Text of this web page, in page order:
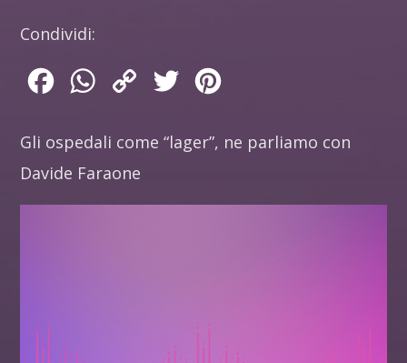
Condividi:
FacebookWhatsApp
Copy
Twitter
Gli ospedali come “lager”, ne parliamo con
Davide Faraone